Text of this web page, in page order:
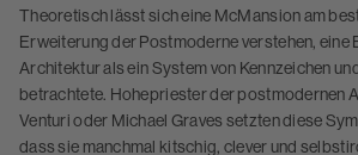
Theoretisch lässt sich eine McMansion am
Erweiterung der Postmoderne verstehen, eine
Architektur als ein System von Kennzeichen
betrachtete. Hohepriester der postmodernen
Venturi oder Michael Graves setzten diese
dass sie manchmal kitschig, clever und